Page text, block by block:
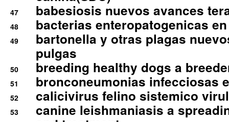
47 babesiosis nuevos avances
48 bacterias enteropatogenicas
49
bartonella y otras plagas
pulgas
50 breeding healthy dogs a
51 bronconeumonias infecciosas
52 calicivirus felino sistemico
53
canine leishmaniasis a